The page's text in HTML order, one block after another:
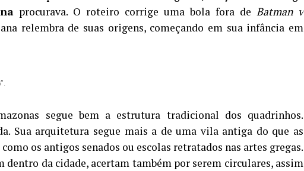
procurava. O roteiro corrige uma bola fora de Batman v
relembra de suas origens, começando em sua infância em
segue bem a estrutura tradicional dos quadrinhos.
Sua arquitetura segue mais a de uma vila antiga do que as
os antigos senados ou escolas retratados nas artes gregas.
dentro da cidade, acertam também por serem circulares, assim